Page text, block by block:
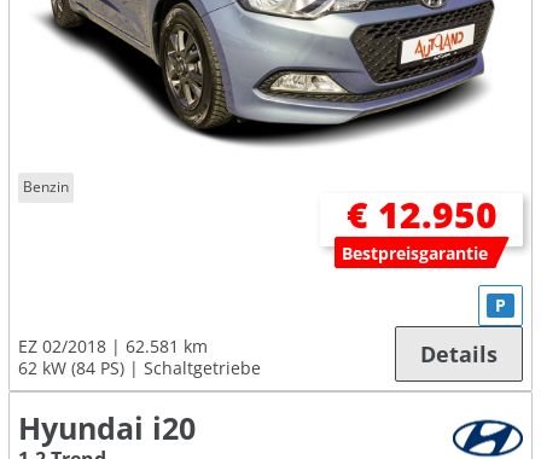
Benzin
€ 12.950
Bestpreisgarantie
EZ 02/2018
62.581 km
62 kW (84 PS)
Schaltgetriebe
P
Details
Hyundai i20